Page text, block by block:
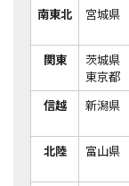
南東北
宮城県
関東
茨城県
東京都
信越
新潟県
北陸
富山県